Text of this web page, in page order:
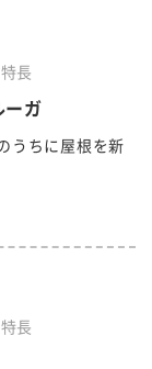
長
ーガ
うちに屋根を新
長